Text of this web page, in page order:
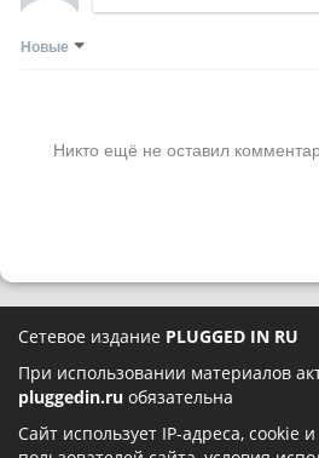
Новые
Никто ещё не оставил
Сетевое издание PLUGGED IN RU
При использовании материалов
pluggedin.ru обязательна
Сайт использует IP-адреса, cookie